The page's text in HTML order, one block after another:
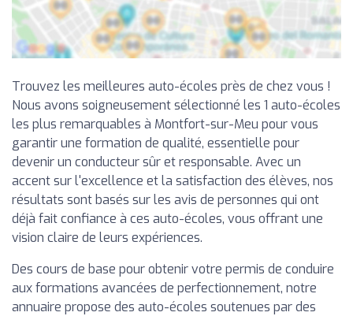
Trouvez les meilleures auto-écoles près de chez vous !
Nous avons soigneusement sélectionné les 1 auto-écoles
les plus remarquables à Montfort-sur-Meu pour vous
garantir une formation de qualité, essentielle pour
devenir un conducteur sûr et responsable. Avec un
accent sur l'excellence et la satisfaction des élèves, nos
résultats sont basés sur les avis de personnes qui ont
déjà fait confiance à ces auto-écoles, vous offrant une
vision claire de leurs expériences.
Des cours de base pour obtenir votre permis de conduire
aux formations avancées de perfectionnement, notre
annuaire propose des auto-écoles soutenues par des